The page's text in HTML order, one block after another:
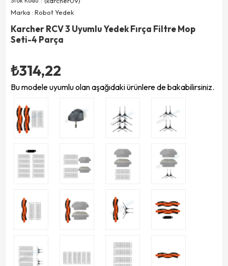
Marka : Robot Yedek
Karcher RCV 3 Uyumlu Yedek Fırça Filtre Mop
Seti-4 Parça
₺314,22
Bu modele uyumlu olan aşağıdaki ürünlere de bakabilirsiniz.